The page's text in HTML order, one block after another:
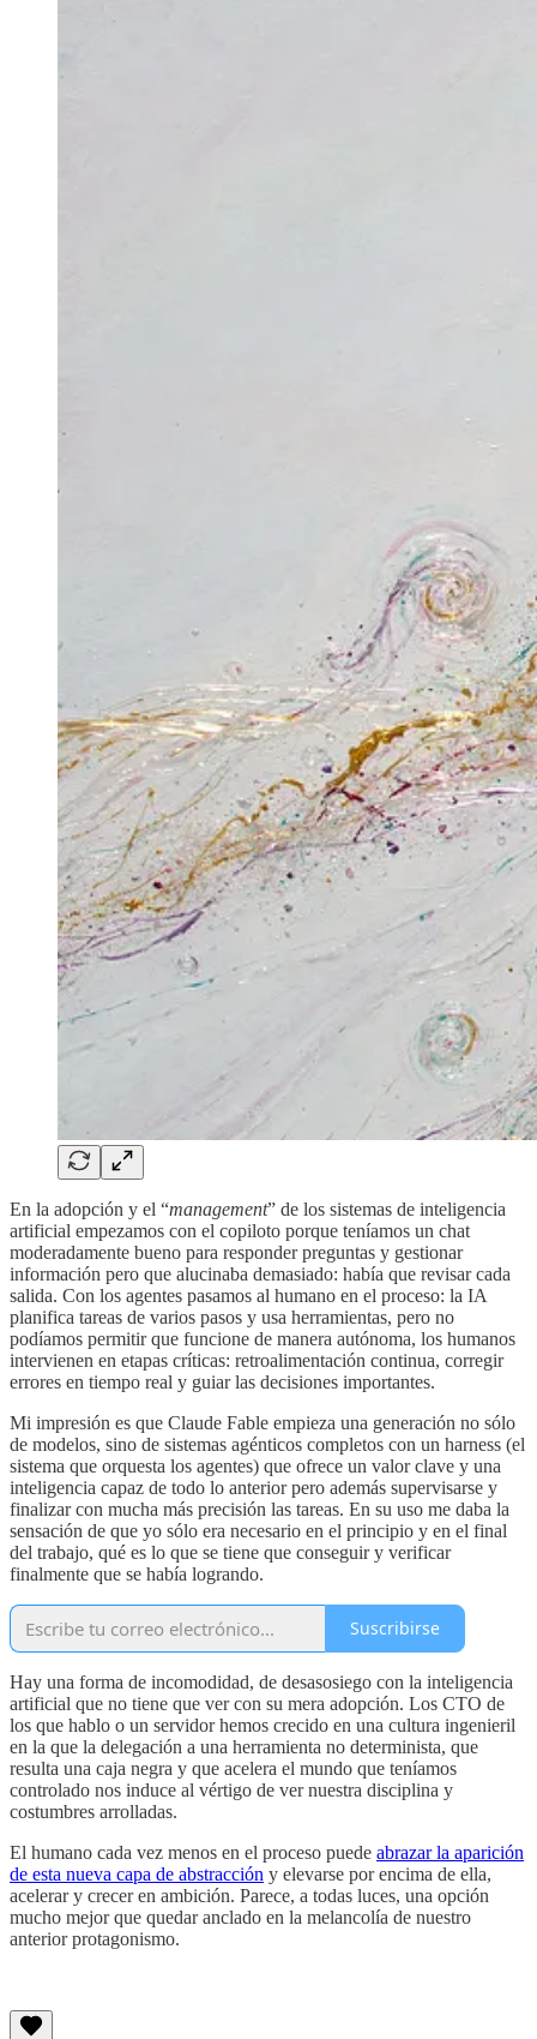
En la adopción y el “management” de los sistemas de inteligencia
artificial empezamos con el copiloto porque teníamos un chat
moderadamente bueno para responder preguntas y gestionar
información pero que alucinaba demasiado: había que revisar cada
salida. Con los agentes pasamos al humano en el proceso: la IA
planifica tareas de varios pasos y usa herramientas, pero no
podíamos permitir que funcione de manera autónoma, los humanos
intervienen en etapas críticas: retroalimentación continua, corregir
errores en tiempo real y guiar las decisiones importantes.
Mi impresión es que Claude Fable empieza una generación no sólo
de modelos, sino de sistemas agénticos completos con un harness (el
sistema que orquesta los agentes) que ofrece un valor clave y una
inteligencia capaz de todo lo anterior pero además supervisarse y
finalizar con mucha más precisión las tareas. En su uso me daba la
sensación de que yo sólo era necesario en el principio y en el final
del trabajo, qué es lo que se tiene que conseguir y verificar
finalmente que se había logrando.
Suscribirse
Hay una forma de incomodidad, de desasosiego con la inteligencia
artificial que no tiene que ver con su mera adopción. Los CTO de
los que hablo o un servidor hemos crecido en una cultura ingenieril
en la que la delegación a una herramienta no determinista, que
resulta una caja negra y que acelera el mundo que teníamos
controlado nos induce al vértigo de ver nuestra disciplina y
costumbres arrolladas.
El humano cada vez menos en el proceso puede abrazar la aparición
de esta nueva capa de abstracción y elevarse por encima de ella,
acelerar y crecer en ambición. Parece, a todas luces, una opción
mucho mejor que quedar anclado en la melancolía de nuestro
anterior protagonismo.